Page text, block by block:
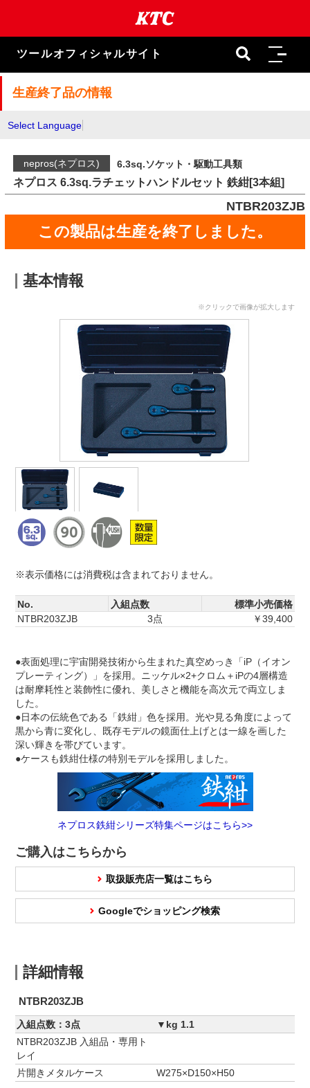
ま
キ
ツールオフィシャルサイト
生産終了品の情報
Select Language
nepros(ネプロス) 6.3sq.ソケット・駆動工具類
ネプロス 6.3sq.ラチェットハンドルセット 鉄紺[3本組]
NTBR203ZJB
この製品は生産を終了しました。
基本情報
※クリックで画像が拡大します
※表示価格には消費税は含まれておりません。
No. 入組点数
標準小売価格
NTBR203ZJB
3点 ￥39,400
●表面処理に宇宙開発技術から生まれた真空めっき「iP（イオン
プレーティング）」を採用。ニッケル×2+クロム＋iPの4層構造
は耐摩耗性と装飾性に優れ、美しさと機能を高次元で両立しま
した。
●日本の伝統色である「鉄紺」色を採用。光や見る角度によって
黒から青に変化し、既存モデルの鏡面仕上げとは一線を画した
深い輝きを帯びています。
●ケースも鉄紺仕様の特別モデルを採用しました。
ネプロス鉄紺シリーズ特集ページはこちら>>
ご購入はこちらから
取扱販売店一覧はこちら
Googleでショッピング検索
詳細情報
NTBR203ZJB
入組点数：3点
▼kg 1.1
NTBR203ZJB 入組品・専用ト
レイ
片開きメタルケース
W275×D150×H50